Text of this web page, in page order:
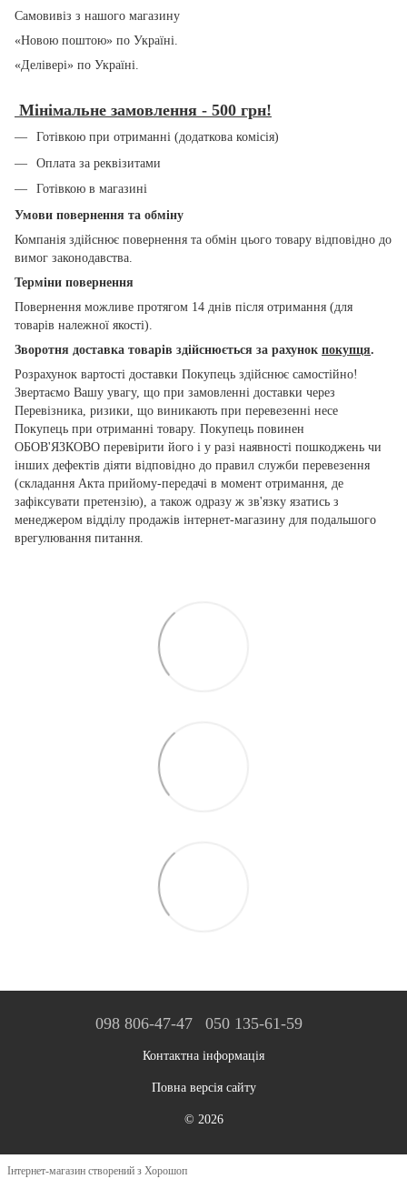
Самовивіз з нашого магазину
«Новою поштою» по Україні.
«Делівері» по Україні.
Мінімальне замовлення - 500 грн!
Готівкою при отриманні (додаткова комісія)
Оплата за реквізитами
Готівкою в магазині
Умови повернення та обміну
Компанія здійснює повернення та обмін цього товару відповідно до
вимог законодавства.
Терміни повернення
Повернення можливе протягом 14 днів після отримання (для
товарів належної якості).
Зворотня доставка товарів здійснюється за рахунок покупця.
Розрахунок вартості доставки Покупець здійснює самостійно!
Звертаємо Вашу увагу, що при замовленні доставки через
Перевізника, ризики, що виникають при перевезенні несе
Покупець при отриманні товару. Покупець повинен
ОБОВ'ЯЗКОВО перевірити його і у разі наявності пошкоджень чи
інших дефектів діяти відповідно до правил служби перевезення
(складання Акта прийому-передачі в момент отримання, де
зафіксувати претензію), а також одразу ж зв'язку язатись з
менеджером відділу продажів інтернет-магазину для подальшого
врегулювання питання.
098 806-47-47 050 135-61-59
Контактна інформація
Повна версія сайту
© 2026
Інтернет-магазин створений з Хорошоп